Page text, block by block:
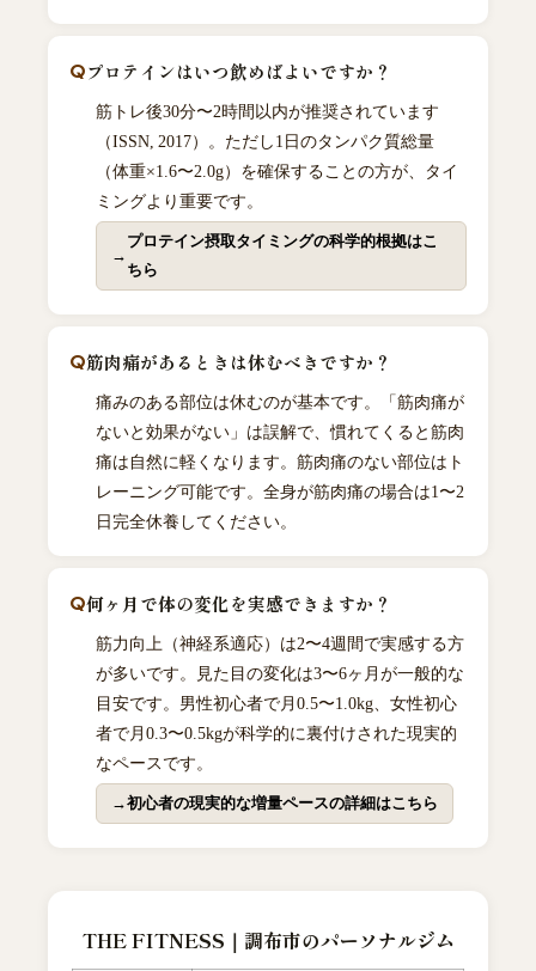
プロテインはいつ飲めばよいですか？
筋トレ後30分〜2時間以内が推奨されています
（ISSN, 2017）。ただし1日のタンパク質総量
（体重×1.6〜2.0g）を確保することの方が、タイ
ミングより重要です。
プロテイン摂取タイミングの科学的根拠はこ
ちら
筋肉痛があるときは休むべきですか？
痛みのある部位は休むのが基本です。「筋肉痛が
ないと効果がない」は誤解で、慣れてくると筋肉
痛は自然に軽くなります。筋肉痛のない部位はト
レーニング可能です。全身が筋肉痛の場合は1〜2
日完全休養してください。
何ヶ月で体の変化を実感できますか？
筋力向上（神経系適応）は2〜4週間で実感する方
が多いです。見た目の変化は3〜6ヶ月が一般的な
目安です。男性初心者で月0.5〜1.0kg、女性初心
者で月0.3〜0.5kgが科学的に裏付けされた現実的
なペースです。
初心者の現実的な増量ペースの詳細はこちら
THE FITNESS｜調布市のパーソナルジム